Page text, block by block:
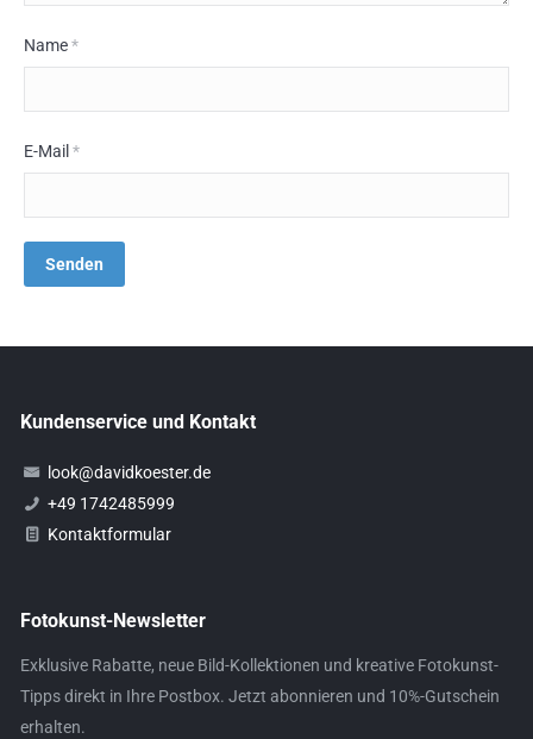
Name*
E-Mail *
Kundenservice und Kontakt
look@davidkoester.de
+49 1742485999
Kontaktformular
Fotokunst-Newsletter
Exklusive Rabatte, neue Bild-Kollektionen und kreative Fotokunst-
Tipps direkt in Ihre Postbox. Jetzt abonnieren und 10%-Gutschein
erhalten.